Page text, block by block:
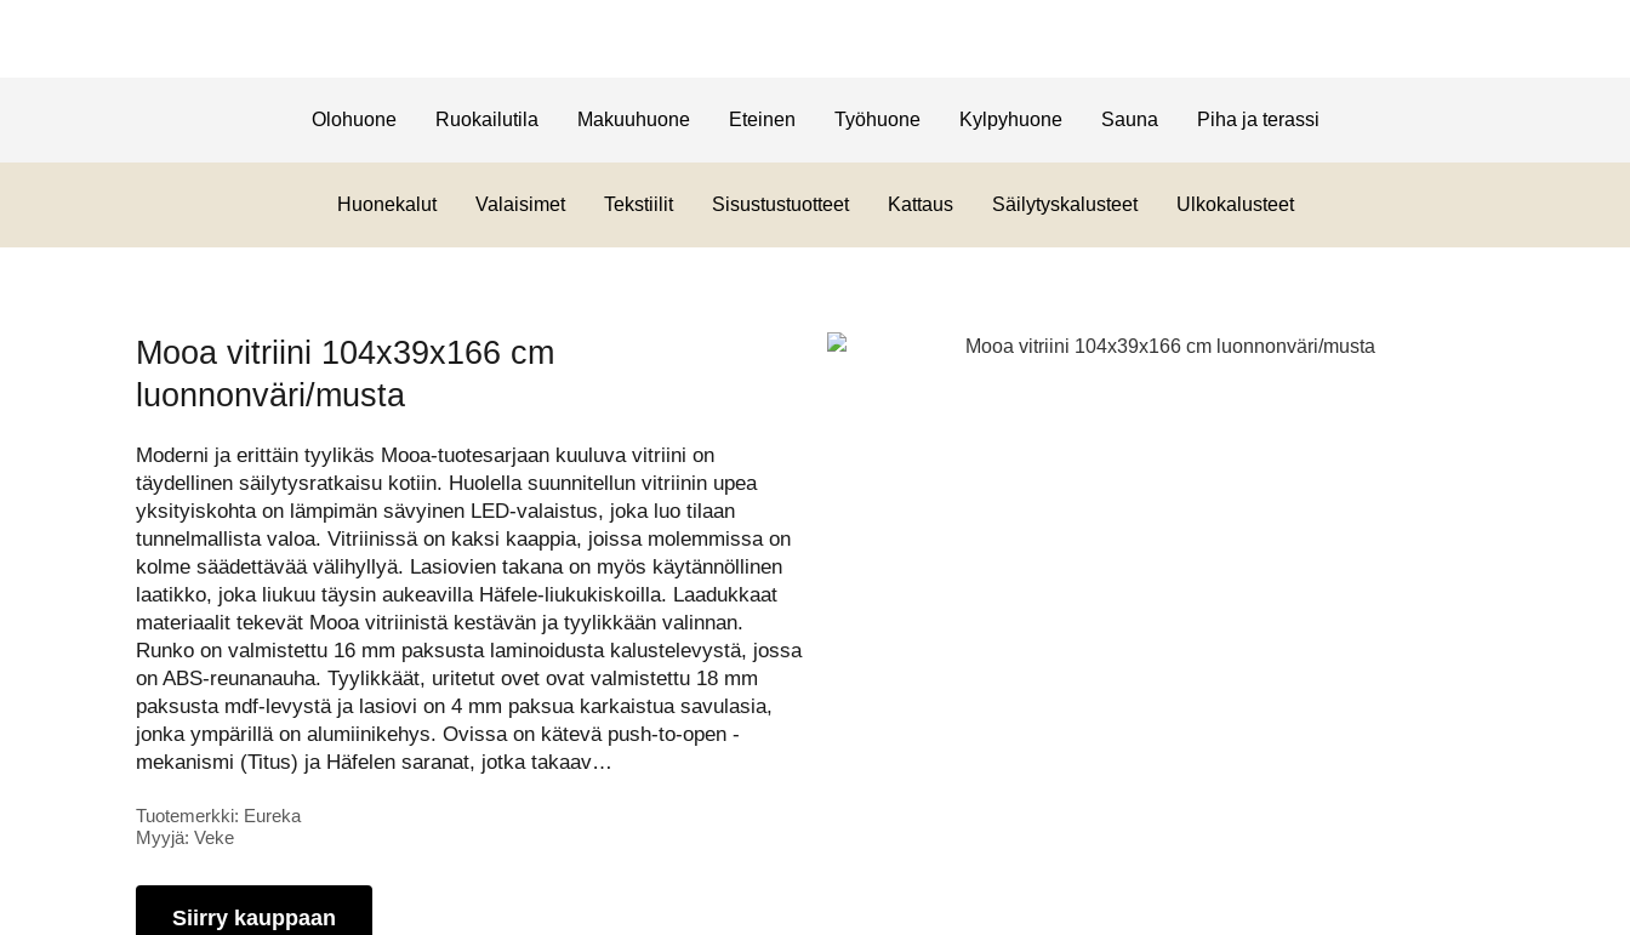
Olohuone Ruokailutila Makuuhuone Eteinen Työhuone Kylpyhuone Sauna Piha ja terassi
Huonekalut Valaisimet Tekstiilit Sisustustuotteet Kattaus Säilytyskalusteet Ulkokalusteet
Mooa vitriini 104x39x166 cm
luonnonväri/musta
Moderni ja erittäin tyylikäs Mooa-tuotesarjaan kuuluva vitriini on
täydellinen säilytysratkaisu kotiin. Huolella suunnitellun vitriinin upea
yksityiskohta on lämpimän sävyinen LED-valaistus, joka luo tilaan
tunnelmallista valoa. Vitriinissä on kaksi kaappia, joissa molemmissa on
kolme säädettävää välihyllyä. Lasiovien takana on myös käytännöllinen
laatikko, joka liukuu täysin aukeavilla Häfele-liukukiskoilla. Laadukkaat
materiaalit tekevät Mooa vitriinistä kestävän ja tyylikkään valinnan.
Runko on valmistettu 16 mm paksusta laminoidusta kalustelevystä, jossa
on ABS-reunanauha. Tyylikkäät, uritetut ovet ovat valmistettu 18 mm
paksusta mdf-levystä ja lasiovi on 4 mm paksua karkaistua savulasia,
jonka ympärillä on alumiinikehys. Ovissa on kätevä push-to-open -
mekanismi (Titus) ja Häfelen saranat, jotka takaav…
Tuotemerkki: Eureka
Myyjä: Veke
Siirry kauppaan